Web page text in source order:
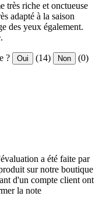
très riche et onctueuse
adapté à la saison
des yeux également.
? Oui (14) Non (0)
a été faite par
sur notre boutique
d'un compte client ont
la note